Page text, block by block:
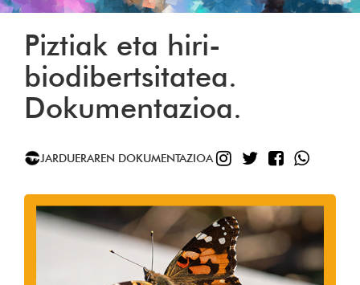
Piztiak eta hiri-
biodibertsitatea.
Dokumentazioa.
JARDUERAREN DOKUMENTAZIOA